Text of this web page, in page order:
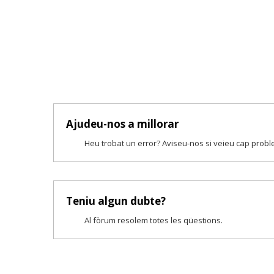
Ajudeu-nos a millorar
Heu trobat un error? Aviseu-nos si veieu cap
Teniu algun dubte?
Al fòrum resolem totes les qüestions.